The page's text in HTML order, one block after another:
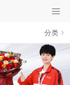
分类